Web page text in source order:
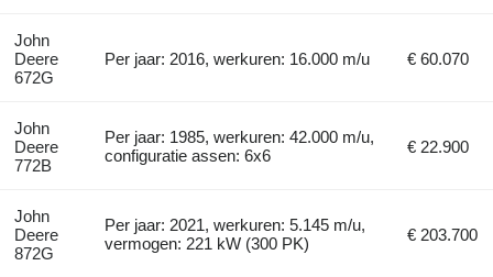
John
Deere
672G
Per jaar: 2016, werkuren: 16.000 m/u € 60.070
John
Deere
772B
Per jaar: 1985, werkuren: 42.000 m/u,
configuratie assen: 6x6
€ 22.900
John
Deere
872G
Per jaar: 2021, werkuren: 5.145 m/u,
vermogen: 221 kW (300 PK)
€ 203.700